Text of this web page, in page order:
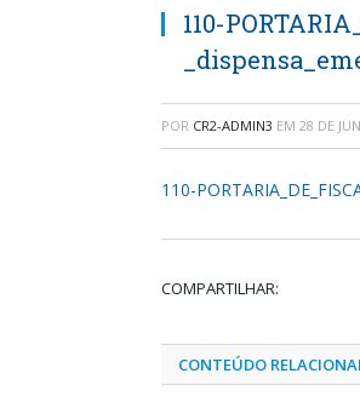
110-
POR CR2-ADMIN3 EM 28 DE
110-
COMPARTILHAR:
CONTEÚDO